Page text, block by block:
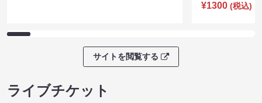
¥1300 (税込)
サイトを閲覧する
ライブチケット